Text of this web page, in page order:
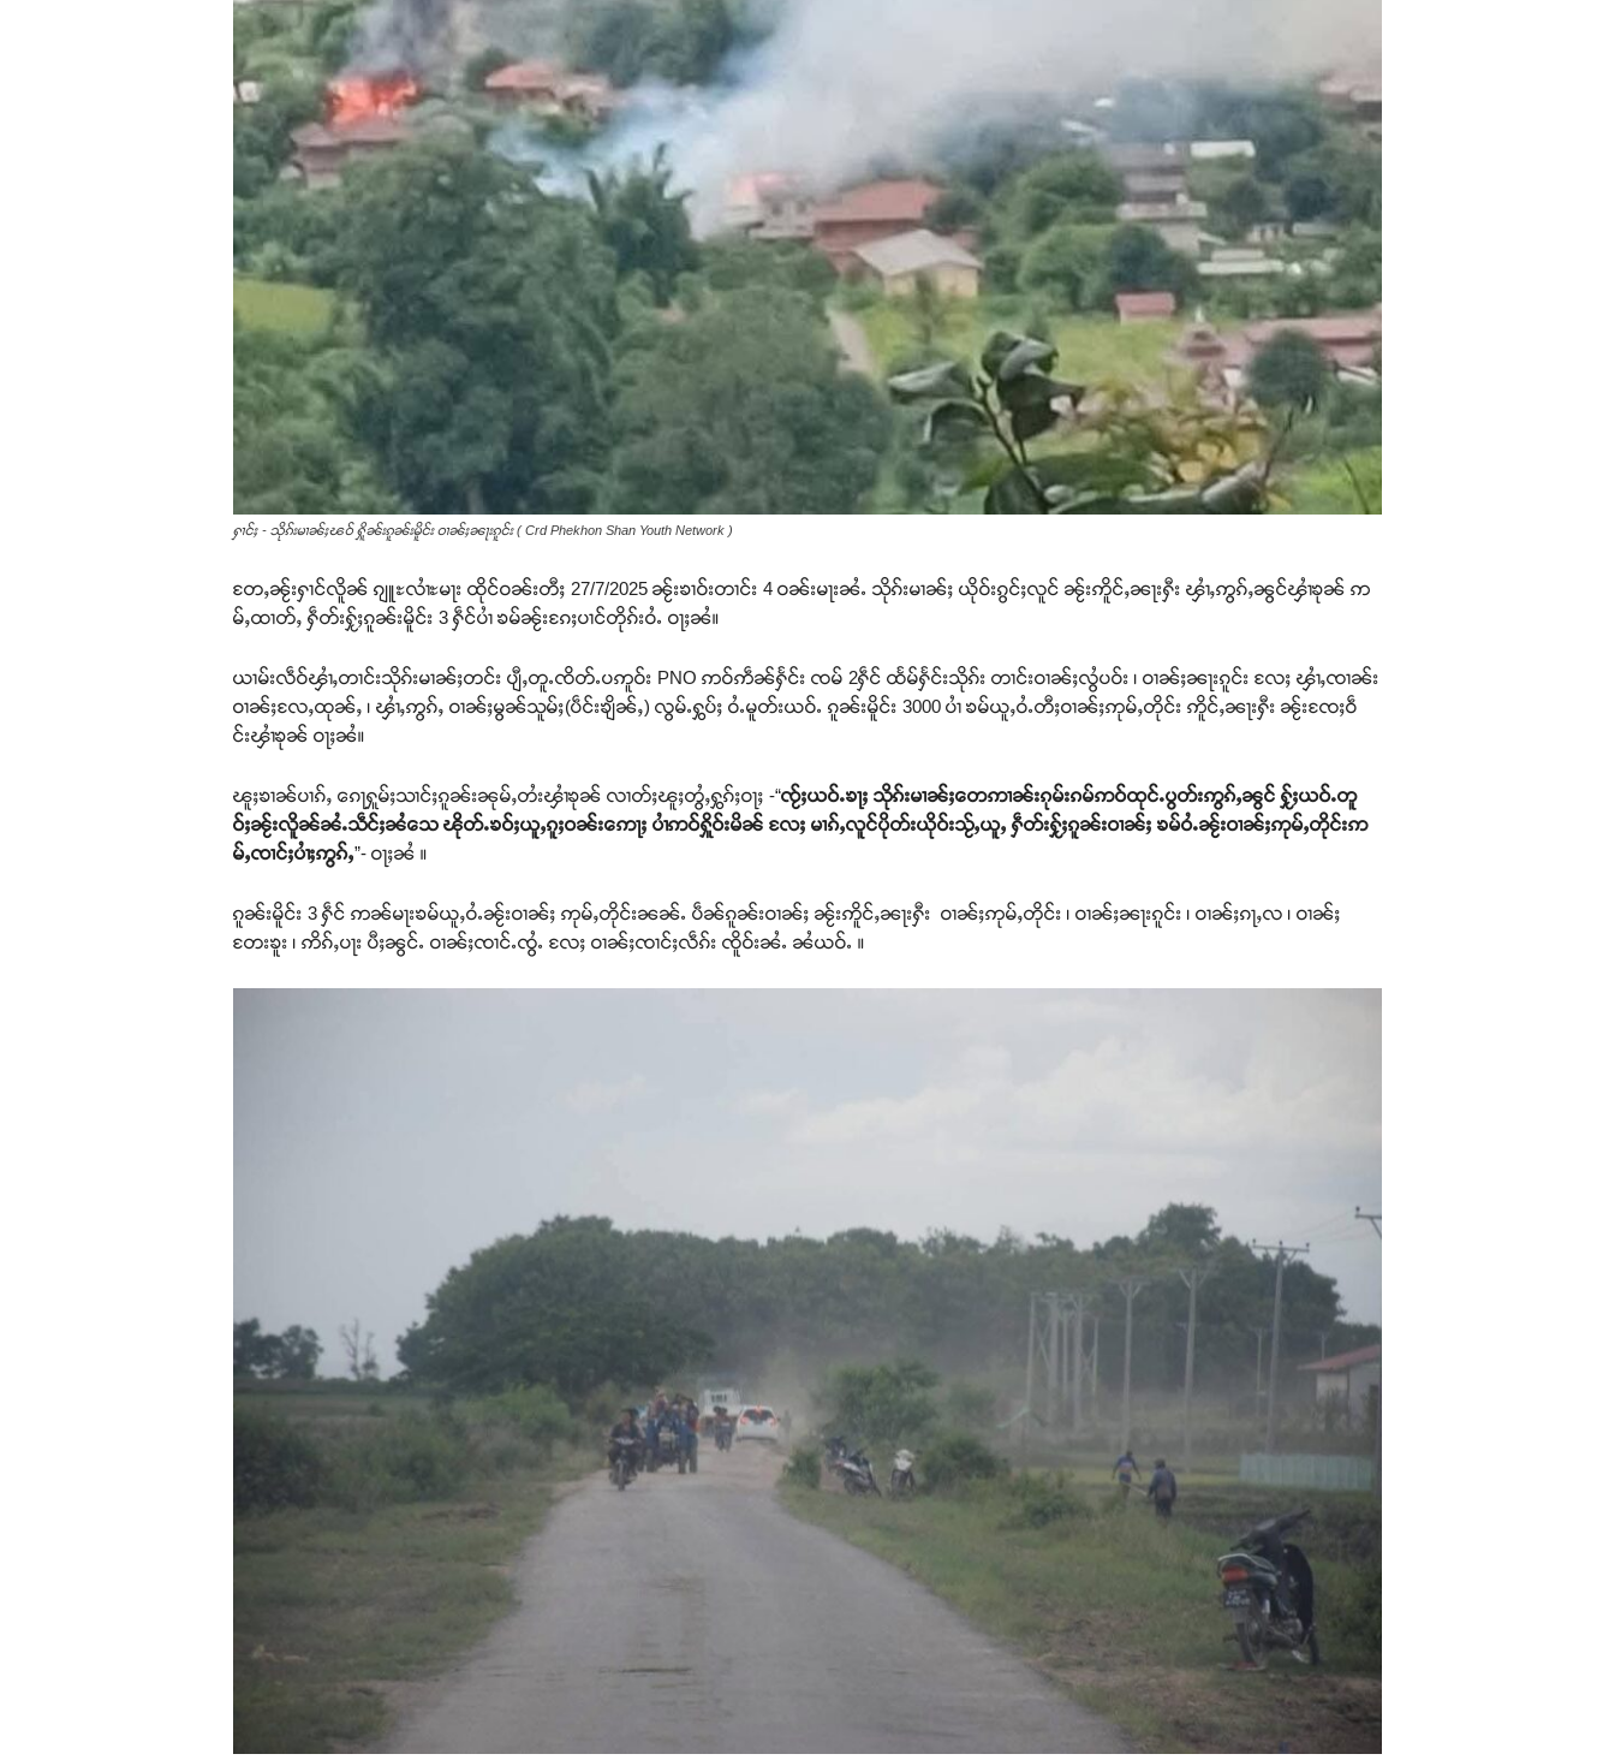
ႁၢင်ႈ - သိုၵ်းမၢၼ်ႈၽဝ် ႁိူၼ်းၵူၼ်းမိူင်း ဝၢၼ်ႈၼႃးၵူင်း ( Crd Phekhon Shan Youth Network )
တႄႇၼႂ်းႁၢင်လိူၼ် ၵျူႊလၢႆႊမႃး ထိုင်ဝၼ်းတီႈ 27/7/2025 ၼႂ်းၶၢဝ်းတၢင်း 4 ဝၼ်းမႃးၼႆႉ သိုၵ်းမၢၼ်ႈ ယိုဝ်းၵွင်ႈလူင် ၼႂ်းဢိူင်ႇၼႃးႁီး ၾၢႆႇဢွၵ်ႇၼွင်ၾၢႆၶုၼ် ဢ
မ်ႇထၢတ်ႇ ႁဵတ်းႁႂ်ႈၵူၼ်းမိူင်း 3 ႁဵင်ပၢႆ ၶမ်ၼႂ်းၵႄႈပၢင်တိုၵ်းဝႆႉ ဝႃႈၼႆ။
ယၢမ်းလဵဝ်ၾၢႆႇတၢင်းသိုၵ်းမၢၼ်ႈတင်း ပျီႇတူႉၸိတ်ႉပဢူဝ်း PNO ဢဝ်ဢဵၼ်ႁႅင်း ၸမ် 2ႁဵင် ထႅမ်ႁႅင်းသိုၵ်း တၢင်းဝၢၼ်ႈလွႆပဝ်း ၊ ဝၢၼ်ႈၼႃးၵူင်း လႄႈ ၾၢႆႇၸၢၼ်း
ဝၢၼ်ႈလႄႇထုၼ်ႇ ၊ ၾၢႆႇဢွၵ်ႇ ဝၢၼ်ႈမွၼ်သူမ်ႈ(ပဵင်းၶျိၼ်ႇ) လွမ်ႉႁွပ်ႈ ဝႆႉမူတ်းယဝ်ႉ ၵူၼ်းမိူင်း 3000 ပၢႆ ၶမ်ယူႇဝႆႉတီႈဝၢၼ်ႈဢုမ်ႇတိုင်း ဢိူင်ႇၼႃးႁီး ၼႂ်းၸႄႈဝဵ
င်းၾၢႆၶုၼ် ဝႃႈၼႆ။
ၽူႈၶၢၼ်ပၢၵ်ႇ ၵေႃႁူမ်ႈသၢင်ႈၵူၼ်းၼုမ်ႇတႆးၾၢႆၶုၼ် လၢတ်ႈၽူႈတွႆႇႁွၵ်ႈဝႃႈ -“ၸႂ်ႈယဝ်ႉၶႃႈ သိုၵ်းမၢၼ်ႈတေဢၢၼ်းၵုမ်းၵမ်ဢဝ်ထုင်ႉပွတ်းဢွၵ်ႇၼွင် ႁႂ်ႈယဝ်ႉတူ
ဝ်ႈၼႂ်းလိူၼ်ၼႆႉသဵင်ႈၼႆသေ ၽိုတ်ႉၶဝ်ႈယူႇၵူႈဝၼ်းဢေႃႈ ပၢႆဢဝ်ႁိူဝ်းမိၼ် လႄႈ မၢၵ်ႇလူင်ပိုတ်းယိုဝ်းသႂ်ႇယူႇ ႁဵတ်းႁႂ်ႈၵူၼ်းဝၢၼ်ႈ ၶမ်ဝႆႉၼႂ်းဝၢၼ်ႈဢုမ်ႇတိုင်းဢ
မ်ႇၸၢင်ႈပၢႆႈဢွၵ်ႇ”- ဝႃႈၼႆ ။
ၵူၼ်းမိူင်း 3 ႁဵင် ဢၼ်မႃးၶမ်ယူႇဝႆႉၼႂ်းဝၢၼ်ႈ ဢုမ်ႇတိုင်းၼၼ်ႉ ပဵၼ်ၵူၼ်းဝၢၼ်ႈ ၼႂ်းဢိူင်ႇၼႃးႁီး ဝၢၼ်ႈဢုမ်ႇတိုင်း ၊ ဝၢၼ်ႈၼႃးၵူင်း ၊ ဝၢၼ်ႈၵႃႇလ ၊ ဝၢၼ်ႈ
တႄးၶူး ၊ ဢိၵ်ႇပႃး ပီႈၼွင်ႉ ဝၢၼ်ႈၸၢင်ႉၸွႆႉ လႄႈ ဝၢၼ်ႈၸၢင်ႈလဵၵ်း ၸိူဝ်းၼႆႉ ၼႆယဝ်ႉ ။